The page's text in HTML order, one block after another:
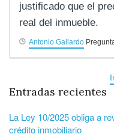
justificado que el
real del inmueble.
Antonio Gallardo
Entradas recientes
La Ley 10/2025 obliga a
crédito inmobiliario